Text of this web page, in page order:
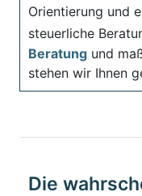
Orientierung und
steuerliche
Beratung und
stehen wir Ihnen
Die